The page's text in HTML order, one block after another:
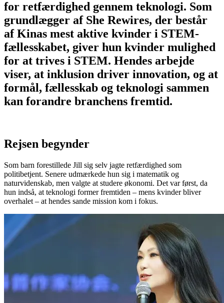
for retfærdighed gennem teknologi. Som
grundlægger af She Rewires, der består
af Kinas mest aktive kvinder i STEM-
fællesskabet, giver hun kvinder mulighed
for at trives i STEM. Hendes arbejde
viser, at inklusion driver innovation, og at
formål, fællesskab og teknologi sammen
kan forandre branchens fremtid.
Rejsen begynder
Som barn forestillede Jill sig selv jagte retfærdighed som
politibetjent. Senere udmærkede hun sig i matematik og
naturvidenskab, men valgte at studere økonomi. Det var først, da
hun indså, at teknologi former fremtiden – mens kvinder bliver
overhalet – at hendes sande mission kom i fokus.